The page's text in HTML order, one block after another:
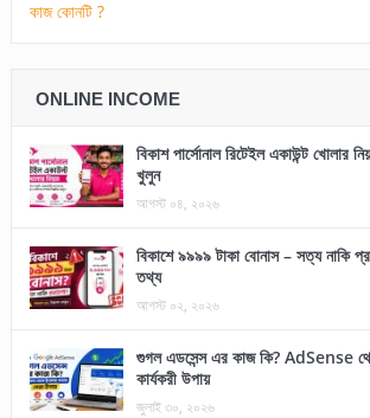
ONLINE INCOME
বিকাশ পার্সোনাল রিটেইল একাউন্ট খোলার
খুলুন
আগস্ট ০৪, ২০২৬
বিকাশে ৯৯৯৯ টাকা বোনাস – সত্য নাকি
তথ্য
আগস্ট ০২, ২০২৬
গুগল এডসেন্স এর কাজ কি? AdSense
কার্যকরী উপায়
জুলাই ৩০, ২০২৬